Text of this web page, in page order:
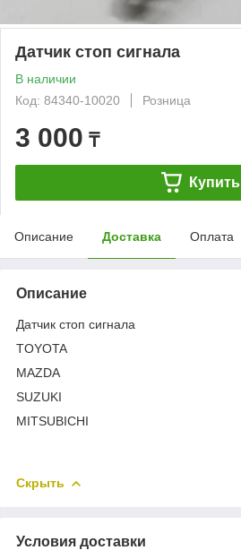
Датчик стоп сигнала
В наличии
Код: 84340-10020
Розница
3 000 ₸
Купить
Описание Доставка Оплата
Описание
Датчик стоп сигнала
TOYOTA
MAZDA
SUZUKI
MITSUBICHI
Скрыть
Условия доставки